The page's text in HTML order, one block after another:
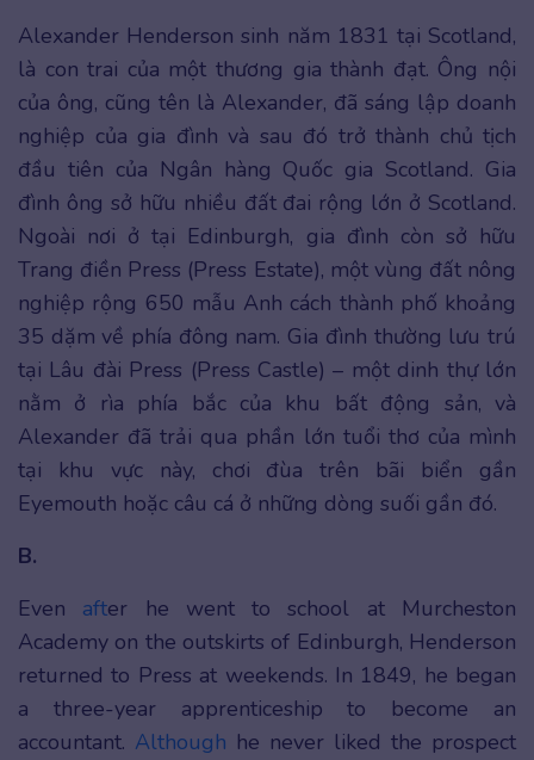
Alexander Henderson sinh năm 1831 tại Scotland,
là con trai của một thương gia thành đạt. Ông nội
của ông, cũng tên là Alexander, đã sáng lập doanh
nghiệp của gia đình và sau đó trở thành chủ tịch
đầu tiên của Ngân hàng Quốc gia Scotland. Gia
đình ông sở hữu nhiều đất đai rộng lớn ở Scotland.
Ngoài nơi ở tại Edinburgh, gia đình còn sở hữu
Trang điền Press (Press Estate), một vùng đất nông
nghiệp rộng 650 mẫu Anh cách thành phố khoảng
35 dặm về phía đông nam. Gia đình thường lưu trú
tại Lâu đài Press (Press Castle) – một dinh thự lớn
nằm ở rìa phía bắc của khu bất động sản, và
Alexander đã trải qua phần lớn tuổi thơ của mình
tại khu vực này, chơi đùa trên bãi biển gần
Eyemouth hoặc câu cá ở những dòng suối gần đó.
B.
Even after he went to school at Murcheston
Academy on the outskirts of Edinburgh, Henderson
returned to Press at weekends. In 1849, he began
a three-year apprenticeship to become an
accountant. Although he never liked the prospect